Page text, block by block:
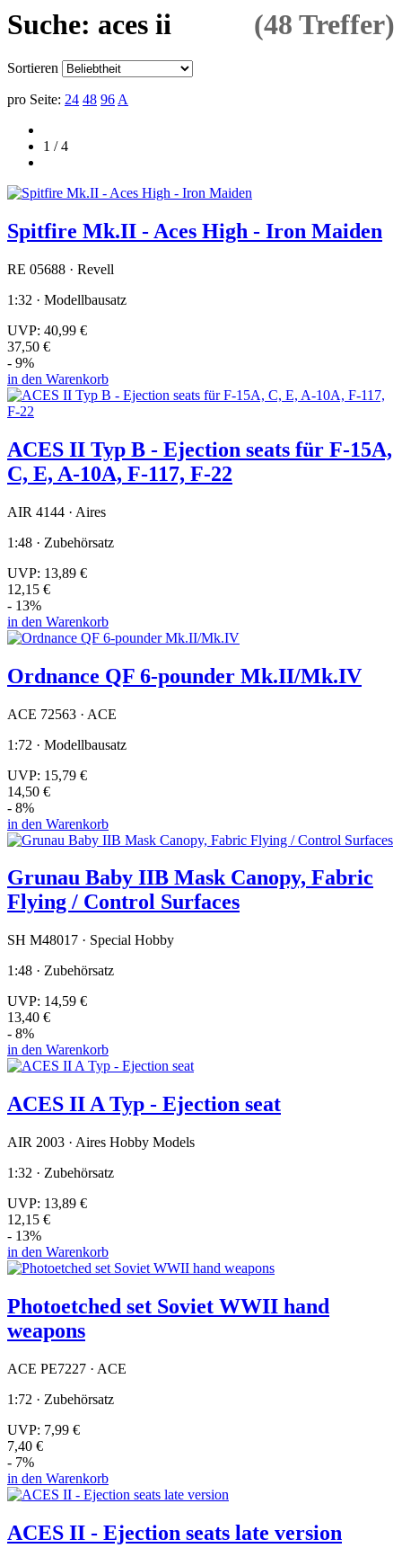
Suche: aces ii (48 Treffer)
Sortieren
pro Seite: 24 48 96 A
1 / 4
Spitfire Mk.II - Aces High - Iron Maiden
RE 05688 · Revell
1:32 · Modellbausatz
UVP: 40,99 €
37,50 €
- 9%
in den Warenkorb
ACES II Typ B - Ejection seats für F-15A,
C, E, A-10A, F-117, F-22
AIR 4144 · Aires
1:48 · Zubehörsatz
UVP: 13,89 €
12,15 €
- 13%
in den Warenkorb
Ordnance QF 6-pounder Mk.II/Mk.IV
ACE 72563 · ACE
1:72 · Modellbausatz
UVP: 15,79 €
14,50 €
- 8%
in den Warenkorb
Grunau Baby IIB Mask Canopy, Fabric
Flying / Control Surfaces
SH M48017 · Special Hobby
1:48 · Zubehörsatz
UVP: 14,59 €
13,40 €
- 8%
in den Warenkorb
ACES II A Typ - Ejection seat
AIR 2003 · Aires Hobby Models
1:32 · Zubehörsatz
UVP: 13,89 €
12,15 €
- 13%
in den Warenkorb
Photoetched set Soviet WWII hand
weapons
ACE PE7227 · ACE
1:72 · Zubehörsatz
UVP: 7,99 €
7,40 €
- 7%
in den Warenkorb
ACES II - Ejection seats late version